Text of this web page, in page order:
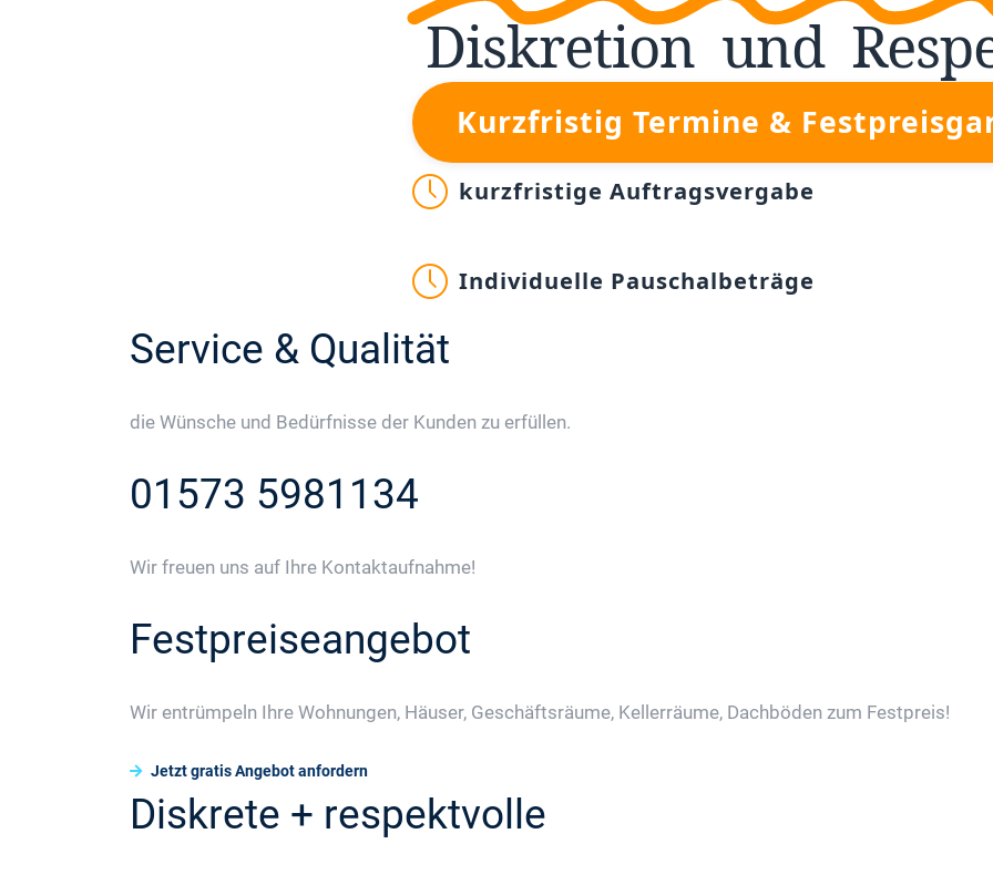
Diskretion und
Kurzfristig Termine &
kurzfristige Auftragsvergabe
Individuelle Pauschalbeträge
Service & Qualität
die Wünsche und Bedürfnisse der Kunden zu erfüllen.
01573 5981134
Wir freuen uns auf Ihre Kontaktaufnahme!
Festpreiseangebot
Wir entrümpeln Ihre Wohnungen, Häuser, Geschäftsräume, Kellerräume, Dachböden zum Festpreis!
Jetzt gratis Angebot anfordern
Diskrete + respektvolle